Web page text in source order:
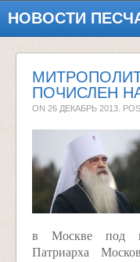
НОВОСТИ
ПОЧИСЛЕН
ON 26 ДЕКАБРЬ 2013 .
в Москве под
Патриарха